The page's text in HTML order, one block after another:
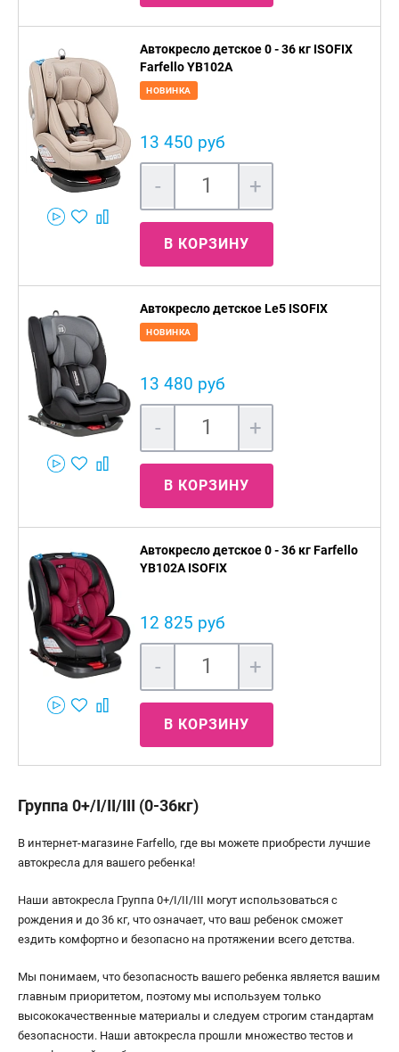
Автокресло детское 0 - 36 кг ISOFIX
Farfello YB102A
НОВИНКА
13 450 руб
- +
В КОРЗИНУ
Автокресло детское Le5 ISOFIX
НОВИНКА
13 480 руб
- +
В КОРЗИНУ
Автокресло детское 0 - 36 кг Farfello
YB102A ISOFIX
12 825 руб
- +
В КОРЗИНУ
Группа 0+/I/II/III (0-36кг)
В интернет-магазине Farfello, где вы можете приобрести лучшие
автокресла для вашего ребенка!
Наши автокресла Группа 0+/I/II/III могут использоваться с
рождения и до 36 кг, что означает, что ваш ребенок сможет
ездить комфортно и безопасно на протяжении всего детства.
Мы понимаем, что безопасность вашего ребенка является вашим
главным приоритетом, поэтому мы используем только
высококачественные материалы и следуем строгим стандартам
безопасности. Наши автокресла прошли множество тестов и